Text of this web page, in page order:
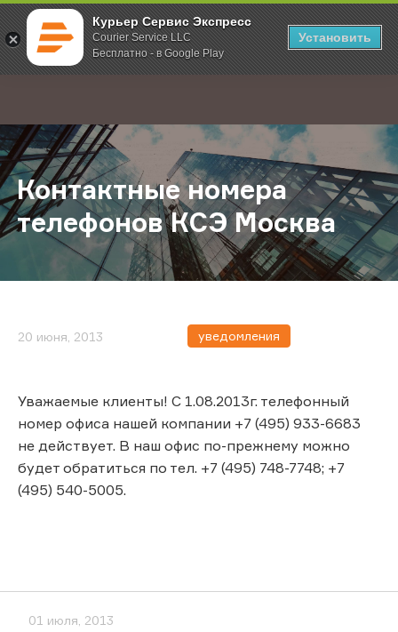
Курьер Сервис Экспресс
Courier Service LLC
Бесплатно - в Google Play
Установить
; Главная О компании Новости Контактные номера телефонов
Контактные номера
телефонов КСЭ Москва
20 июня, 2013 уведомления
Уважаемые клиенты! С 1.08.2013г. телефонный
номер офиса нашей компании +7 (495) 933-6683
не действует. В наш офис по-прежнему можно
будет обратиться по тел. +7 (495) 748-7748; +7
(495) 540-5005.
01 июля, 2013